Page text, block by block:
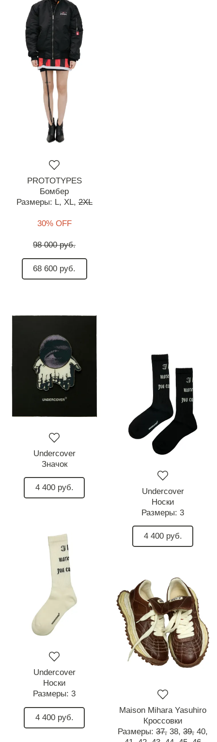
PROTOTYPES
Бомбер
Размеры: L, XL, 2XL
30% OFF
98 000 руб.
68 600 руб.
Undercover
Значок
4 400 руб.
Undercover
Носки
Размеры: 3
4 400 руб.
Undercover
Носки
Размеры: 3
4 400 руб.
Maison Mihara Yasuhiro
Кроссовки
Размеры: 37, 38, 39, 40,